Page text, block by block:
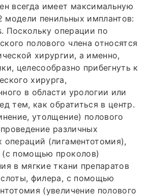
всегда имеет максимальную
модели пенильных имплантов:
Поскольку операции по
полового члена относятся
хирургии, а именно,
целесообразно прибегнуть к
хирурга,
в области урологии или
тем, как обратиться в центр.
утолщение) полового
различных
операций (лигаментотомия),
(с помощью проколов)
в мягкие ткани препаратов
филера, с помощью
(увеличение полового